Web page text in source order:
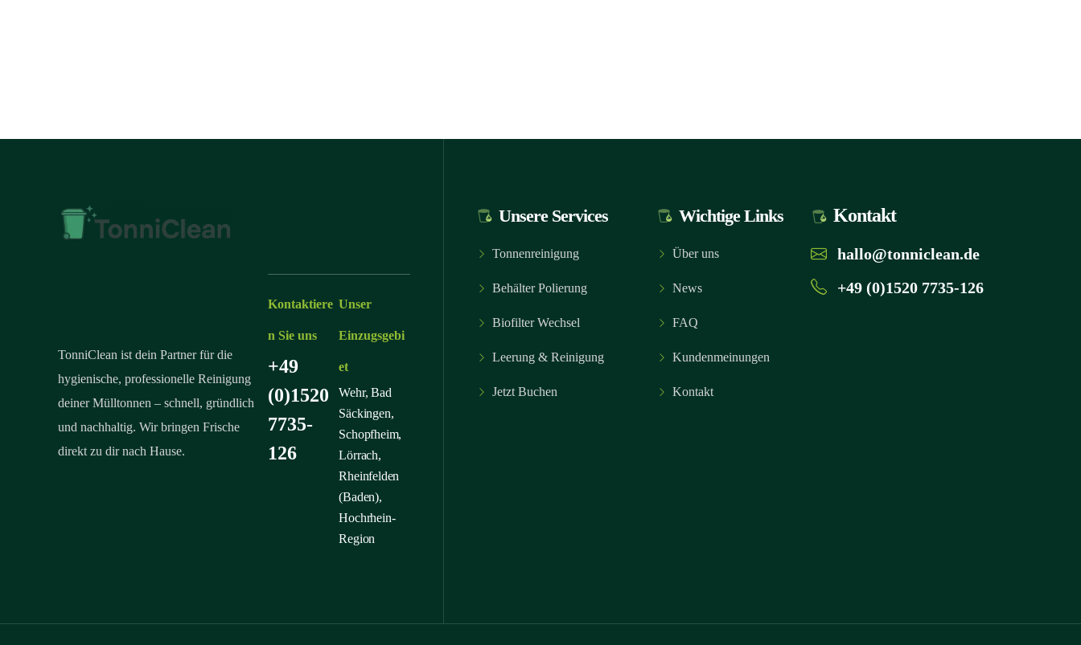
TonniClean ist dein Partner für die
hygienische, professionelle Reinigung
deiner Mülltonnen – schnell, gründlich
und nachhaltig. Wir bringen Frische
direkt zu dir nach Hause.
Kontaktiere
n Sie uns
+49
(0)1520
7735-
126
Unser
Einzugsgebi
et
Wehr, Bad
Säckingen,
Schopfheim,
Lörrach,
Rheinfelden
(Baden),
Hochrhein-
Region
Unsere Services
Tonnenreinigung
Behälter Polierung
Biofilter Wechsel
Leerung & Reinigung
Jetzt Buchen
Wichtige Links
Über uns
News
FAQ
Kundenmeinungen
Kontakt
Kontakt
hallo@tonniclean.de
+49 (0)1520 7735-126